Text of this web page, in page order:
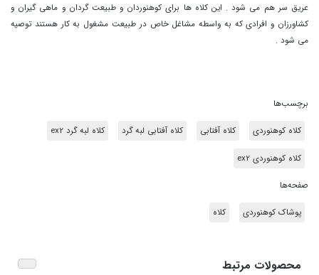
عریق سر هم می شود . این کلاه ها برای کوهنوردان و طبیعت گردان و ماهی گیران و
کشاورزان و افرادی که به واسطه مشاغل خاص در طبیعت مشغول به کار هستند توصیه
می شود .
برچسب‌ها
کلاه کوهنوردی کلاه آفتابی کلاه آفتابی لبه گرد کلاه لبه گرد ex2
کلاه کوهنوردی ex2
صفحه‌ها
پوشاک کوهنوردی کلاه
محصولات مرتبط